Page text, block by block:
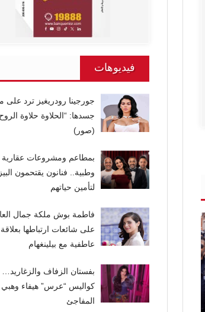
فيديوهات
جورجينا رودريغيز ترد على
جسدها: “الحلاوة حلاوة
(صور)
بمطاعم ومشروعات عقارية
وطبية.. فنانون يقتحمون
لتأمين حياتهم
فاطمة بوش ملكة جمال
على شائعات ارتباطها بعلاقة
عاطفية مع بيلينغهام
بفستان الزفاف والزغاريد…
كواليس “عرس” هيفاء وهبي
المفاجئ